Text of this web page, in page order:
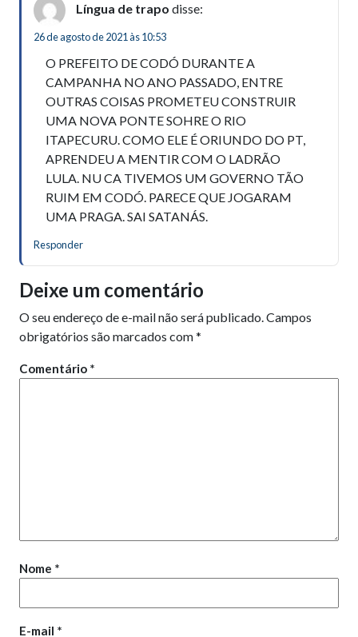
Língua de trapo disse:
26 de agosto de 2021 às 10:53
O PREFEITO DE CODÓ DURANTE A
CAMPANHA NO ANO PASSADO, ENTRE
OUTRAS COISAS PROMETEU CONSTRUIR
UMA NOVA PONTE SOHRE O RIO
ITAPECURU. COMO ELE É ORIUNDO DO PT,
APRENDEU A MENTIR COM O LADRÃO
LULA. NU CA TIVEMOS UM GOVERNO TÃO
RUIM EM CODÓ. PARECE QUE JOGARAM
UMA PRAGA. SAI SATANÁS.
Responder
Deixe um comentário
O seu endereço de e-mail não será publicado.Campos
obrigatórios são marcados com*
Comentário *
Nome *
E-mail *